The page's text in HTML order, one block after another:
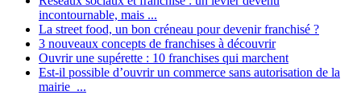
incontournable, mais ...
La street food, un bon créneau pour devenir franchisé ?
3 nouveaux concepts de franchises à découvrir
Ouvrir une supérette : 10 franchises qui marchent
Est-il possible d’ouvrir un commerce sans autorisation de la
mairie ...